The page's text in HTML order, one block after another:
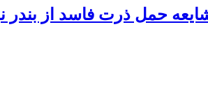
حمل ذرت فاسد از